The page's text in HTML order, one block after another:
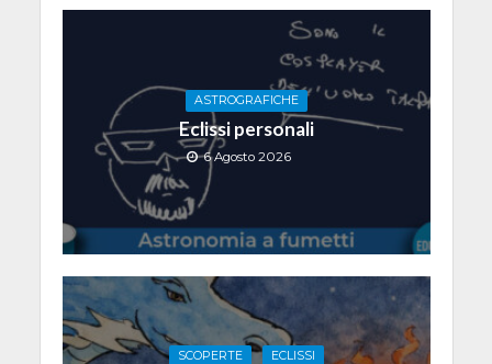
ASTROGRAFICHE
Eclissi personali
6 Agosto 2026
SCOPERTE ECLISSI